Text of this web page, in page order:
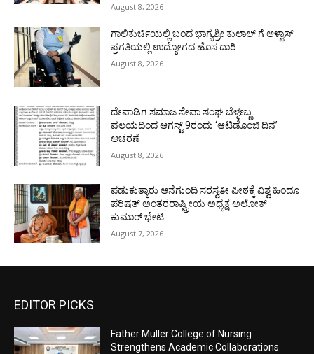
August 8, 2026
ಗಾಲಿಕುರ್ಚಿಯಲ್ಲಿ ಬಂದ ಭಾಗ್ಯಶ್ರೀ ಕುಲಾಲ್ ಗೆ ಆಳ್ವಾಸ್
ಪ್ರಗತಿಯಲ್ಲಿ ಉದ್ಯೋಗದ ಹೊಸ ದಾರಿ
August 8, 2026
ದೇವಾಡಿಗ ಸಮಾಜ ಸೇವಾ ಸಂಘ ಬೆಳ್ಳಣ್ಣು
ವಲಯದಿಂದ ಆಗಸ್ಟ್ 9ರಂದು ‘ಆಟಿಡೊಂಜಿ ದಿನ’
ಆಚರಣೆ
August 8, 2026
ಪಡುಕುತ್ಯಾರು ಆನೆಗುಂದಿ ಸರಸ್ವತೀ ಪೀಠಕ್ಕೆ ವಿಶ್ವ ಹಿಂದೂ
ಪರಿಷತ್ ಅಂತರರಾಷ್ಟ್ರೀಯ ಅಧ್ಯಕ್ಷ ಅಲೋಕ್
ಕುಮಾರ್ ಭೇಟಿ
August 7, 2026
EDITOR PICKS
Father Muller College of Nursing
Strengthens Academic Collaborations